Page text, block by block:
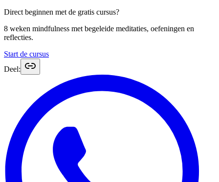
Direct beginnen met de gratis cursus?
8 weken mindfulness met begeleide meditaties, oefeningen en
reflecties.
Start de cursus
Deel: